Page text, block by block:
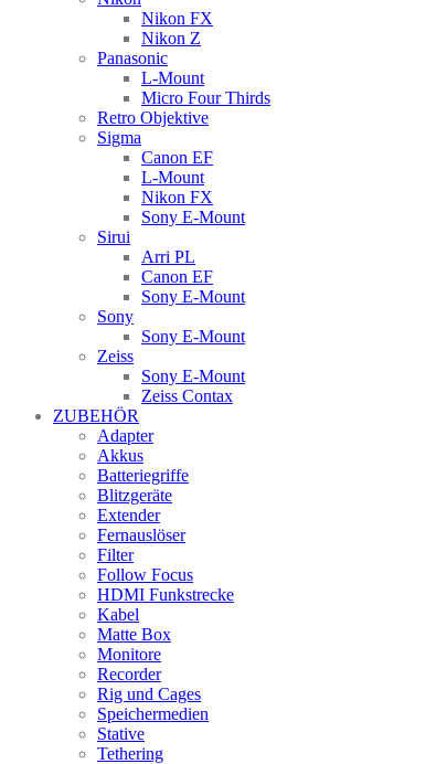
Nikon FX
Nikon Z
Panasonic
L-Mount
Micro Four Thirds
Retro Objektive
Sigma
Canon EF
L-Mount
Nikon FX
Sony E-Mount
Sirui
Arri PL
Canon EF
Sony E-Mount
Sony
Sony E-Mount
Zeiss
Sony E-Mount
Zeiss Contax
ZUBEHÖR
Adapter
Akkus
Batteriegriffe
Blitzgeräte
Extender
Fernauslöser
Filter
Follow Focus
HDMI Funkstrecke
Kabel
Matte Box
Monitore
Recorder
Rig und Cages
Speichermedien
Stative
Tethering